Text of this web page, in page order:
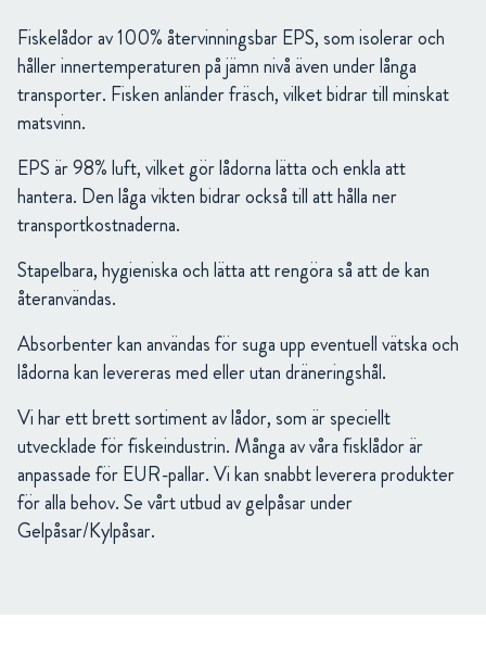
Fiskelådor av 100% återvinningsbar EPS, som isolerar och
håller innertemperaturen på jämn nivå även under långa
transporter. Fisken anländer fräsch, vilket bidrar till minskat
matsvinn.
EPS är 98% luft, vilket gör lådorna lätta och enkla att
hantera. Den låga vikten bidrar också till att hålla ner
transportkostnaderna.
Stapelbara, hygieniska och lätta att rengöra så att de kan
återanvändas.
Absorbenter kan användas för suga upp eventuell vätska och
lådorna kan levereras med eller utan dräneringshål.
Vi har ett brett sortiment av lådor, som är speciellt
utvecklade för fiskeindustrin. Många av våra fisklådor är
anpassade för EUR-pallar. Vi kan snabbt leverera produkter
för alla behov. Se vårt utbud av gelpåsar under
Gelpåsar/Kylpåsar.